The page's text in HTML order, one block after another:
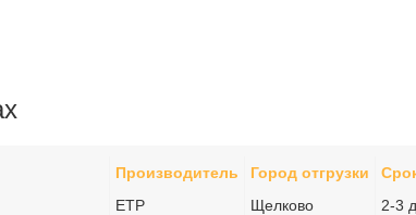
Производитель Город отгрузки
ETP Щелково 2-3